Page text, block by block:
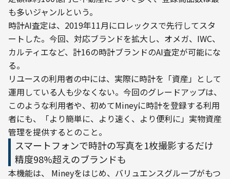
も多いジャンルという。
時計AI査定は、2019年11月にロレックスで先行してスタ
ートした。今回、対応ブランドを拡大し、オメガ、IWC、
カルティエなど、計16の時計ブランドのAI査定が可能にな
る。
リユースの利用者の中には、実際に時計を「資産」として
運用している人も少なくない。今回のグレードアップは、
このような利用者や、初めてMineyに時計を登録する利用
者にも、「より簡単に、より速く、より便利に」実物資産
管理を提供するとのこと。
スマートフォンで時計の写真を1枚撮影するだけ
精度98%超えのブランドも
本機能は、 Mineyをはじめ、バリュエンスグループがもつ